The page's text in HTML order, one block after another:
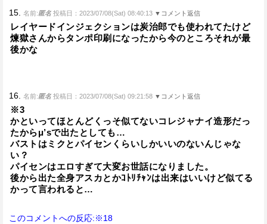
15. 名前:匿名 投稿日：2023/07/08(Sat) 08:40:13 ▼コメント返信
レイヤードインジェクションは炭治郎でも使われてたけど
煉獄さんからタンポ印刷になったから今のところそれが最
後かな
16. 名前:匿名 投稿日：2023/07/08(Sat) 09:21:58 ▼コメント返信
※3
かといってほとんどくっそ似てないコレジャナイ造形だっ
たからμ’sで出たとしても…
バストはミクとパイセンくらいしかいいのないんじゃな
い？
パイセンはエロすぎて大変お世話になりました。
後から出た全身アスカとかｺﾄﾘﾁｬﾝは出来はいいけど似てる
かって言われると…
このコメントへの反応:※18